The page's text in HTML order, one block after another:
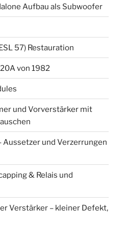
Aufbau als Subwoofer
57) Restauration
von 1982
und Vorverstärker mit
Aussetzer und Verzerrungen
& Relais und
Verstärker – kleiner Defekt,